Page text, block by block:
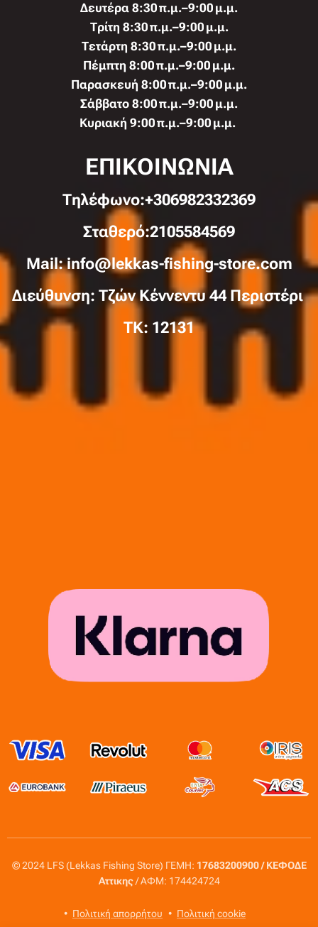
Δευτέρα 8:30 π.μ.–9:00 μ.μ.
Τρίτη 8:30 π.μ.–9:00 μ.μ.
Τετάρτη 8:30 π.μ.–9:00 μ.μ.
Πέμπτη 8:00 π.μ.–9:00 μ.μ.
Παρασκευή 8:00 π.μ.–9:00 μ.μ.
Σάββατο 8:00 π.μ.–9:00 μ.μ.
Κυριακή 9:00 π.μ.–9:00 μ.μ.
ΕΠΙΚΟΙΝΩΝΙΑ
Τηλέφωνo:+306982332369
Σταθερό:2105584569
Mail: info@lekkas-fishing-store.com
Διεύθυνση: Τζών Κέννεντυ 44 Περιστέρι
TK: 12131
© 2024 LFS (Lekkas Fishing Store) ΓΕΜΗ: 17683200900 / ΚΕΦΟΔΕ
Αττικης/ ΑΦΜ: 174424724
Πολιτική απορρήτου Πολιτική cookie